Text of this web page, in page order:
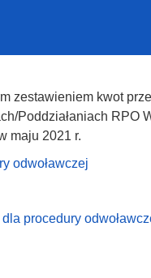
zestawieniem kwot
Poddziałaniach RPO
maju 2021 r.
odwoławczej
procedury